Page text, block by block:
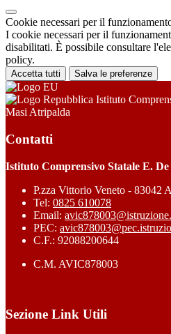
Cookie necessari per il
I cookie necessari per il
disabilitati. È possibile consultare
policy.
Accetta tutti Salva le preferenze
Istituto
Masi Atripalda
Contatti
Istituto Comprensivo Statale E.
P.zza Vittorio Veneto -
Tel: 0825 610078
Email:
PEC:
C.F.: 92088200644
C.M. AVIC878003
Sezione Link Utili